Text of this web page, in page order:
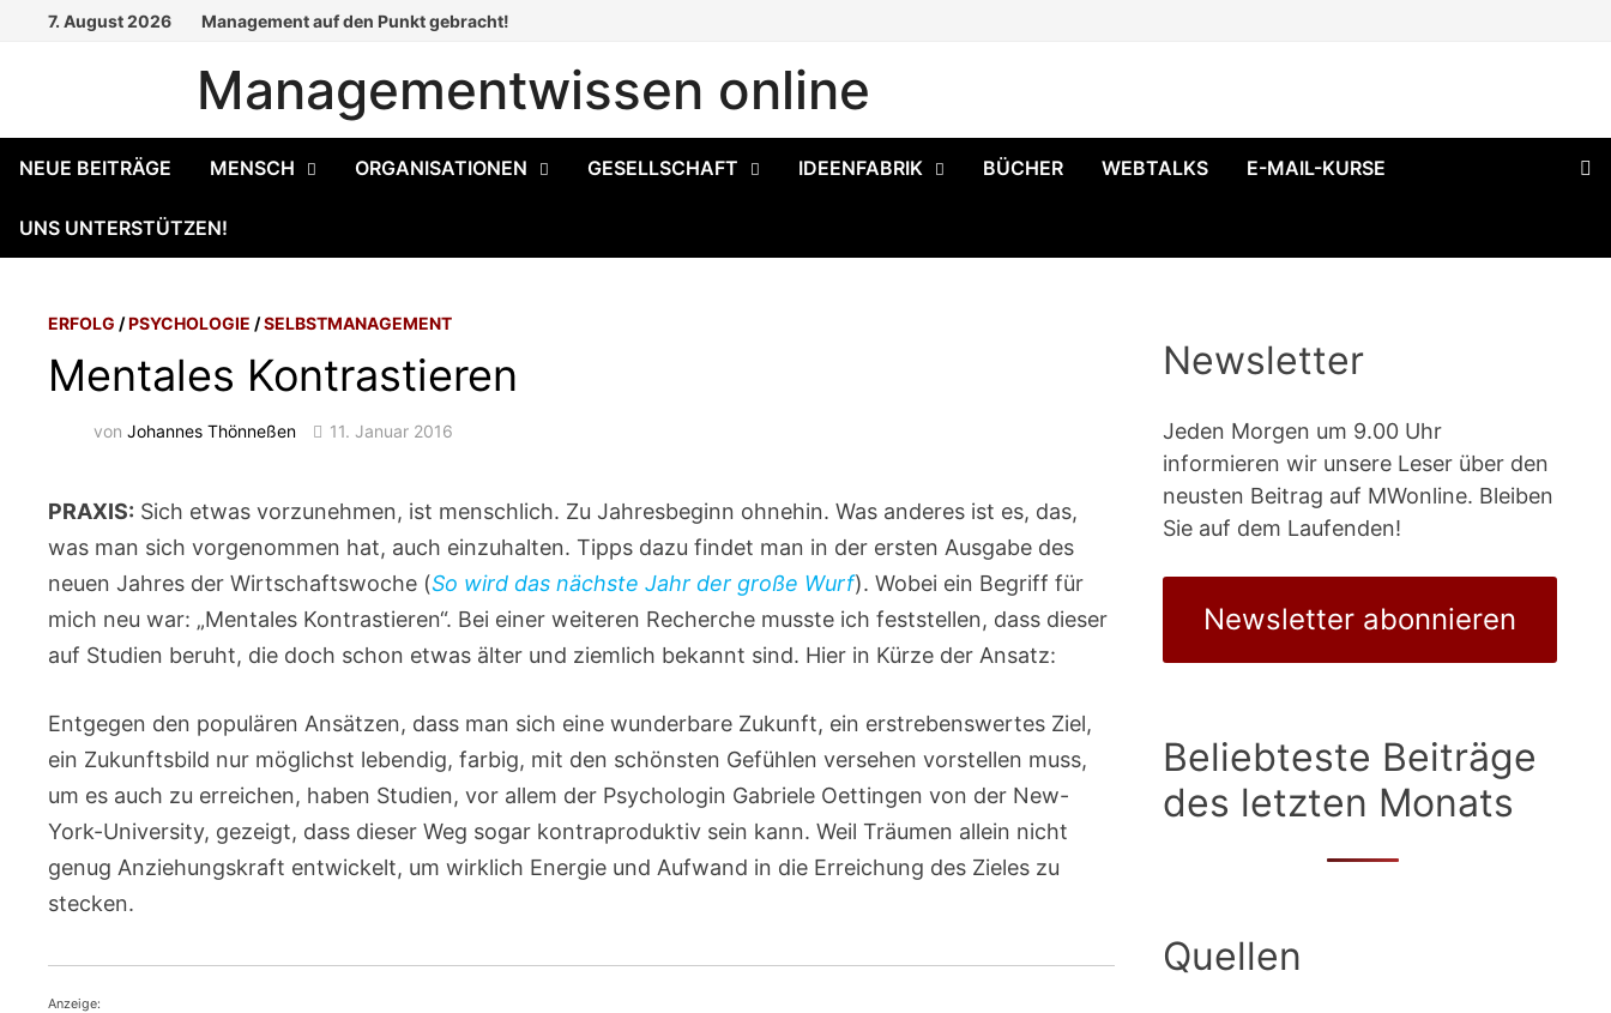
7. August 2026 Management auf den Punkt gebracht!
Managementwissen online
NEUE BEITRÄGE MENSCH ORGANISATIONEN GESELLSCHAFT IDEENFABRIK BÜCHER WEBTALKS E-MAIL-KURSE
UNS UNTERSTÜTZEN!
ERFOLG /PSYCHOLOGIE /SELBSTMANAGEMENT
Mentales Kontrastieren
vonJohannes Thönneßen 11. Januar 2016
PRAXIS: Sich etwas vorzunehmen, ist menschlich. Zu Jahresbeginn ohnehin. Was anderes ist es, das,
was man sich vorgenommen hat, auch einzuhalten. Tipps dazu findet man in der ersten Ausgabe des
neuen Jahres der Wirtschaftswoche (So wird das nächste Jahr der große Wurf). Wobei ein Begriff für
mich neu war: „Mentales Kontrastieren“. Bei einer weiteren Recherche musste ich feststellen, dass dieser
auf Studien beruht, die doch schon etwas älter und ziemlich bekannt sind. Hier in Kürze der Ansatz:
Entgegen den populären Ansätzen, dass man sich eine wunderbare Zukunft, ein erstrebenswertes Ziel,
ein Zukunftsbild nur möglichst lebendig, farbig, mit den schönsten Gefühlen versehen vorstellen muss,
um es auch zu erreichen, haben Studien, vor allem der Psychologin Gabriele Oettingen von der New-
York-University, gezeigt, dass dieser Weg sogar kontraproduktiv sein kann. Weil Träumen allein nicht
genug Anziehungskraft entwickelt, um wirklich Energie und Aufwand in die Erreichung des Zieles zu
stecken.
Anzeige:
Newsletter
Jeden Morgen um 9.00 Uhr
informieren wir unsere Leser über den
neusten Beitrag auf MWonline. Bleiben
Sie auf dem Laufenden!
Newsletter abonnieren
Beliebteste Beiträge
des letzten Monats
Quellen